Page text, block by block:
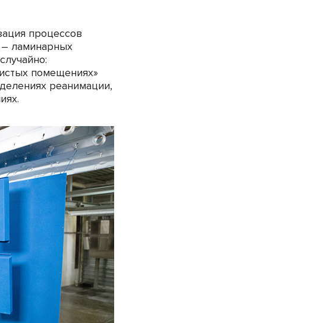
процессов
– ламинарных
помещениях»
реанимации,